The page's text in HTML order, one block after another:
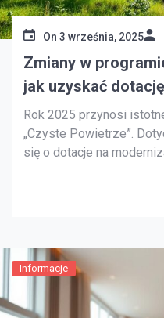
On 3 września, 2025
Zmiany w
jak uzyskać
Rok 2025 przynosi
„Czyste Powietrze”.
się o dotacje na
Chodzi również […]
Informacje